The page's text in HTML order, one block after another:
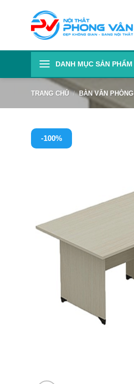
DANH MỤC SẢN PHẨM
TRANG CHỦ / BÀN VĂN PHÒNG
-100%